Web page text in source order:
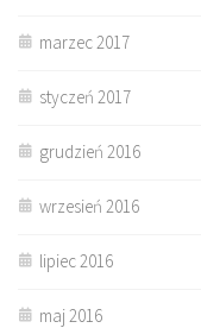
marzec 2017
styczeń 2017
grudzień 2016
wrzesień 2016
lipiec 2016
maj 2016